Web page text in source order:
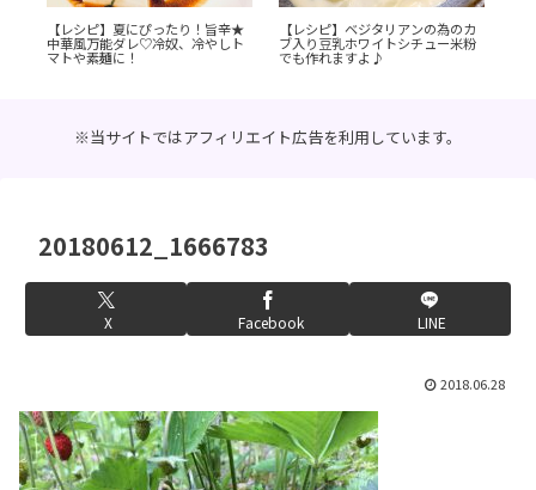
【レシピ】夏にぴったり！旨辛★
中華風万能ダレ♡冷奴、冷やしト
マトや素麺に！
【レシピ】ベジタリアンの為のカ
ブ入り豆乳ホワイトシチュー米粉
でも作れますよ♪
※当サイトではアフィリエイト広告を利用しています。
20180612_1666783
X Facebook LINE
2018.06.28